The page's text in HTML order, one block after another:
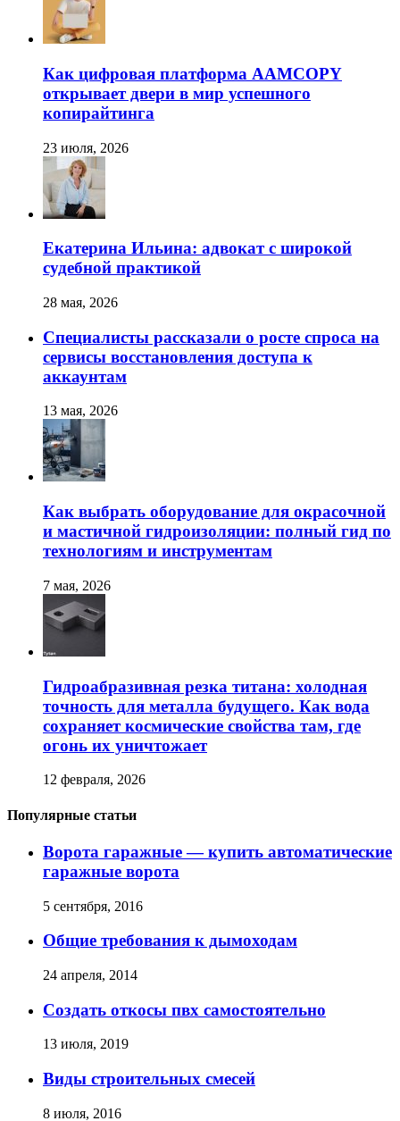
Как цифровая платформа AAMCOPY
открывает двери в мир успешного
копирайтинга
23 июля, 2026
Екатерина Ильина: адвокат с широкой
судебной практикой
28 мая, 2026
Специалисты рассказали о росте спроса на
сервисы восстановления доступа к
аккаунтам
13 мая, 2026
Как выбрать оборудование для окрасочной
и мастичной гидроизоляции: полный гид по
технологиям и инструментам
7 мая, 2026
Гидроабразивная резка титана: холодная
точность для металла будущего. Как вода
сохраняет космические свойства там, где
огонь их уничтожает
12 февраля, 2026
Популярные статьи
Ворота гаражные — купить автоматические
гаражные ворота
5 сентября, 2016
Общие требования к дымоходам
24 апреля, 2014
Создать откосы пвх самостоятельно
13 июля, 2019
Виды строительных смесей
8 июля, 2016